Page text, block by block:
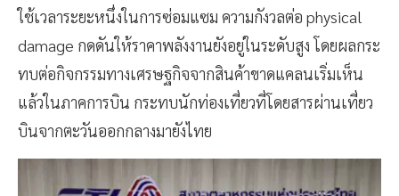
ใช้เวลาระยะหนึ่งในการซ่อมแซม ความกังวลต่อ physical
damage กดดันให้ราคาพลังงานยังอยู่ในระดับสูง โดยผลกระ
ทบต่อกิจกรรมทางเศรษฐกิจจากสินค้าขาดแคลนเริ่มเห็น
แล้วในภาคการบิน กระทบนักท่องเที่ยวที่โดยสารผ่านเที่ยว
บินจากตะวันออกกลางมายังไทย